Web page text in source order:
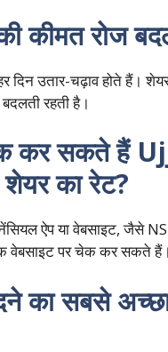
कीमत रोज
दिन उतार-चढ़ाव होते हैं।
रहती है।
कर सकते हैं
का रेट?
ऐप या वेबसाइट, जैसे
वेबसाइट पर चेक कर सकते हैं।
का सबसे